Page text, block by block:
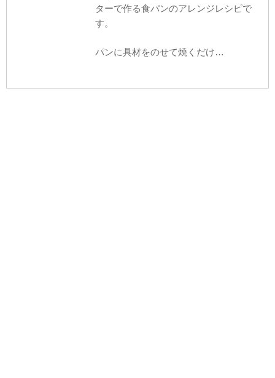
ターで作る食パンのアレンジレシピで
す。
パンに具材をのせて焼くだけ…